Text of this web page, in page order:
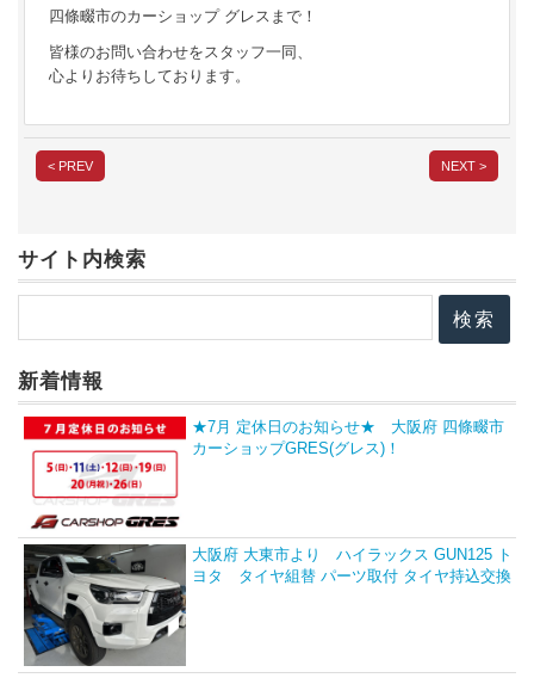
四條畷市のカーショップ グレスまで！
皆様のお問い合わせをスタッフ一同、
心よりお待ちしております。
< PREV NEXT >
サイト内検索
新着情報
★7月 定休日のお知らせ★ 大阪府 四條畷市
カーショップGRES(グレス)！
大阪府 大東市より ハイラックス GUN125 ト
ヨタ タイヤ組替 パーツ取付 タイヤ持込交換